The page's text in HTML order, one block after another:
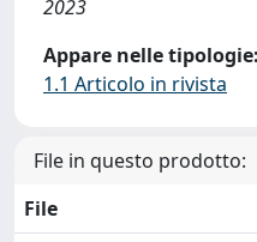
2023
Appare nelle tipologie:
1.1 Articolo in rivista
File in questo prodotto:
File